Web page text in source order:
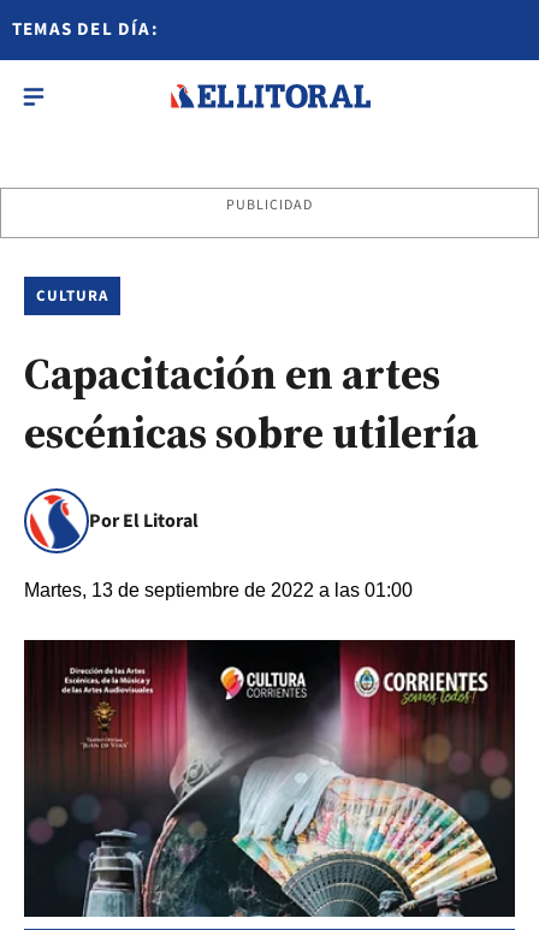
TEMAS DEL DÍA:
PUBLICIDAD
CULTURA
Capacitación en artes
escénicas sobre utilería
Por El Litoral
Martes, 13 de septiembre de 2022 a las 01:00